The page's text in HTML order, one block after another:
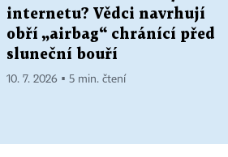
internetu? Vědci navrhují
obří „airbag“ chránící před
sluneční bouří
10. 7. 2026 ▪ 5 min. čtení